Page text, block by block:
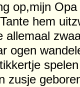
op,mijn
hem
allemaal
ogen
zusje